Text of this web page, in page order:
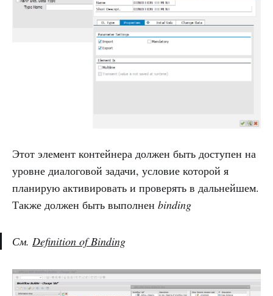
Этот элемент контейнера должен быть доступен на
уровне диалоговой задачи, условие которой я
планирую активировать и проверять в дальнейшем.
Также должен быть выполнен binding
См. Definition of Binding